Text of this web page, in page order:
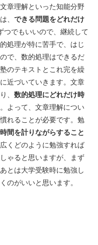
章理解といった知能分野
、 できる問題をどれだけ
つでもいいので、継続して
処理が特に苦手で、はじ
で、数的処理はできるだ
のテキストとこれ完を繰
近づいていきます。文章
、 数的処理にどれだけ時
よって、文章理解につい
れることが必要です。勉
間を計りながらすること
くどのように勉強すれば
ゃると思いますが、まず
とは大学受験時に勉強し
のがいいと思います。